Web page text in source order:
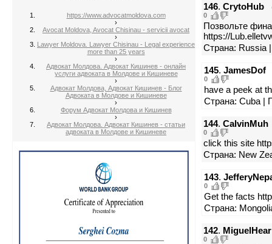
https://www.advocatmoldova.com
›
Avocat Moldova, Avocat Chisinau - servicii avocat
›
Lawyer Moldova. Lawyer Chisinau - Legal experience
more than 25 years
›
Адвокат Молдова. Адвокат Кишинев - онлайн
услуги адвоката в Молдове и Кишиневе
›
Адвокат Молдова, Адвокат Кишинев - Блог
Адвоката в Молдове и Кишиневе
›
Форум Адвокат Молдова и Кишинев
›
Адвокат Молдова. Адвокат Кишинев - статьи
адвоката в Молдове и Кишиневе
146. CrytoHub
0
Позвольте
https://
Страна: Russia
145. JamesDof
0
have a peek at
Страна: Cuba |
144. CalvinMuh
0
click this site
Страна: New
143.
0
Get the facts
Страна:
142.
0